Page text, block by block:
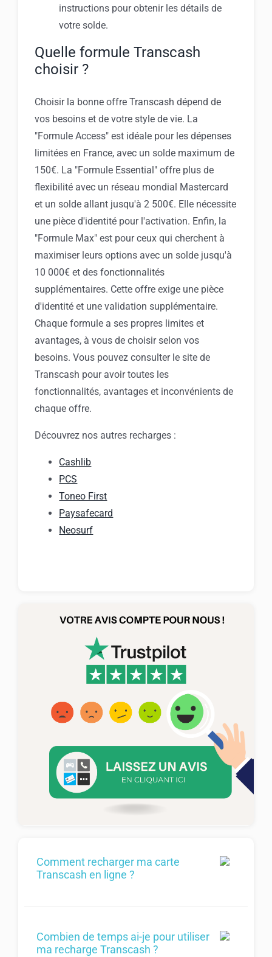
instructions pour obtenir les détails de
votre solde.
Quelle formule Transcash
choisir ?
Choisir la bonne offre Transcash dépend de
vos besoins et de votre style de vie. La
"Formule Access" est idéale pour les dépenses
limitées en France, avec un solde maximum de
150€. La "Formule Essential" offre plus de
flexibilité avec un réseau mondial Mastercard
et un solde allant jusqu'à 2 500€. Elle nécessite
une pièce d'identité pour l'activation. Enfin, la
"Formule Max" est pour ceux qui cherchent à
maximiser leurs options avec un solde jusqu'à
10 000€ et des fonctionnalités
supplémentaires. Cette offre exige une pièce
d'identité et une validation supplémentaire.
Chaque formule a ses propres limites et
avantages, à vous de choisir selon vos
besoins. Vous pouvez consulter le site de
Transcash pour avoir toutes les
fonctionnalités, avantages et inconvénients de
chaque offre.
Découvrez nos autres recharges :
Cashlib
PCS
Toneo First
Paysafecard
Neosurf
Comment recharger ma carte
Transcash en ligne ?
Combien de temps ai-je pour utiliser
ma recharge Transcash ?